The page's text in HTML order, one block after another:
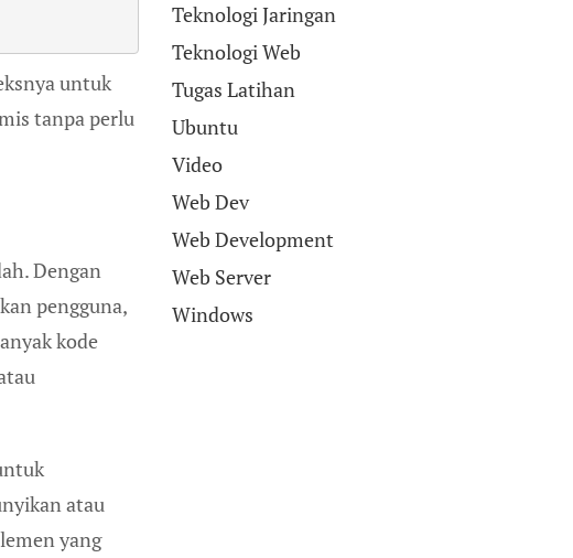
untuk
tanpa perlu
Dengan
pengguna,
kode
atau
yang
Teknologi Jaringan
Teknologi Web
Tugas Latihan
Ubuntu
Video
Web Dev
Web Development
Web Server
Windows